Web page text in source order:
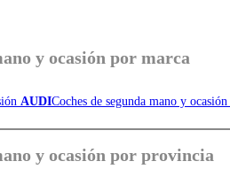
y ocasión por marca
AUDICoches de segunda mano y ocasión
y ocasión por provincia